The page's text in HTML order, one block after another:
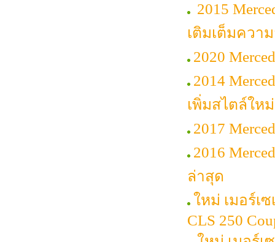
2015
เติมเต็มคว
2020
2014
เพิ่มสไตล์ใหม่
2017
2016
ล่าสุด
ใหม่ เมอร์เซ
CLS 250